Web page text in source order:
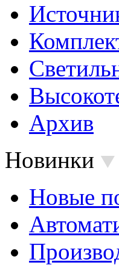
Архив
Новинки
Новые